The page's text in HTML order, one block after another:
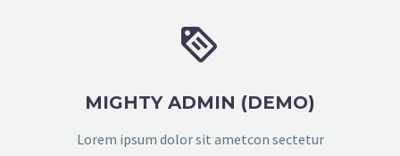


MIGHTY ADMIN (DEMO)
Lorem ipsum dolor sit ametcon sectetur